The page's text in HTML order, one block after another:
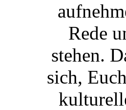
Rede
stehen.
sich,